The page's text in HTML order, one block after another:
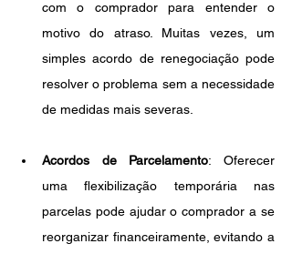
com o comprador para entender o
motivo do atraso. Muitas vezes, um
simples acordo de renegociação pode
resolver o problema sem a necessidade
de medidas mais severas.
Acordos de Parcelamento: Oferecer
uma flexibilização temporária nas
parcelas pode ajudar o comprador a se
reorganizar financeiramente, evitando a